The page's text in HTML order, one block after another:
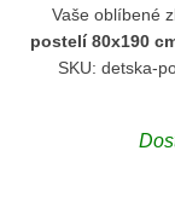
Vaše oblíbené
postelí 80x190
SKU: detska-